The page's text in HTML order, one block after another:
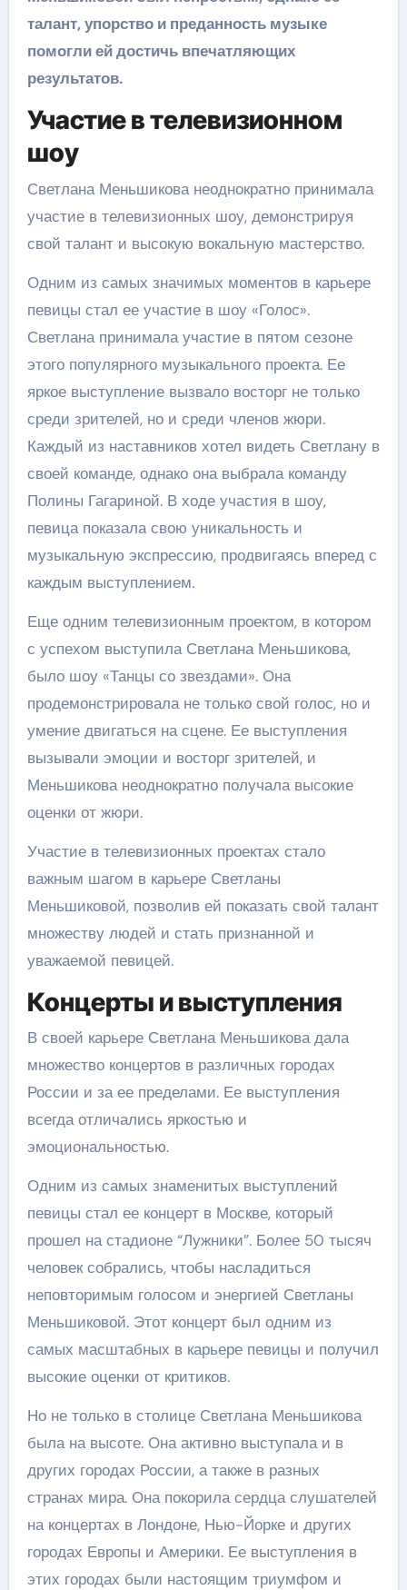
талант, упорство и преданность музыке
помогли ей достичь впечатляющих
результатов.
Участие в телевизионном
шоу
Светлана Меньшикова неоднократно принимала
участие в телевизионных шоу, демонстрируя
свой талант и высокую вокальную мастерство.
Одним из самых значимых моментов в карьере
певицы стал ее участие в шоу «Голос».
Светлана принимала участие в пятом сезоне
этого популярного музыкального проекта. Ее
яркое выступление вызвало восторг не только
среди зрителей, но и среди членов жюри.
Каждый из наставников хотел видеть Светлану в
своей команде, однако она выбрала команду
Полины Гагариной. В ходе участия в шоу,
певица показала свою уникальность и
музыкальную экспрессию, продвигаясь вперед с
каждым выступлением.
Еще одним телевизионным проектом, в котором
с успехом выступила Светлана Меньшикова,
было шоу «Танцы со звездами». Она
продемонстрировала не только свой голос, но и
умение двигаться на сцене. Ее выступления
вызывали эмоции и восторг зрителей, и
Меньшикова неоднократно получала высокие
оценки от жюри.
Участие в телевизионных проектах стало
важным шагом в карьере Светланы
Меньшиковой, позволив ей показать свой талант
множеству людей и стать признанной и
уважаемой певицей.
Концерты и выступления
В своей карьере Светлана Меньшикова дала
множество концертов в различных городах
России и за ее пределами. Ее выступления
всегда отличались яркостью и
эмоциональностью.
Одним из самых знаменитых выступлений
певицы стал ее концерт в Москве, который
прошел на стадионе “Лужники”. Более 50 тысяч
человек собрались, чтобы насладиться
неповторимым голосом и энергией Светланы
Меньшиковой. Этот концерт был одним из
самых масштабных в карьере певицы и получил
высокие оценки от критиков.
Но не только в столице Светлана Меньшикова
была на высоте. Она активно выступала и в
других городах России, а также в разных
странах мира. Она покорила сердца слушателей
на концертах в Лондоне, Нью-Йорке и других
городах Европы и Америки. Ее выступления в
этих городах были настоящим триумфом и